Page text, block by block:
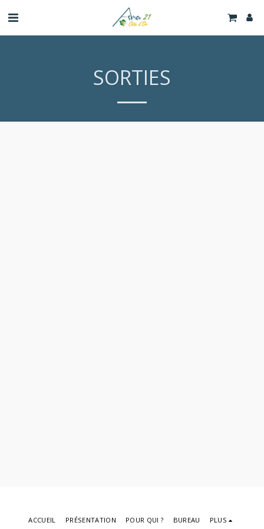
SORTIES
ACCUEIL PRÉSENTATION POUR QUI ? BUREAU PLUS